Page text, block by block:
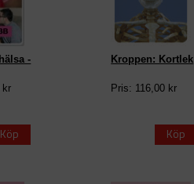
-
kr
Köp
Kroppen: Kortlek
Pris: 116,00 kr
Köp